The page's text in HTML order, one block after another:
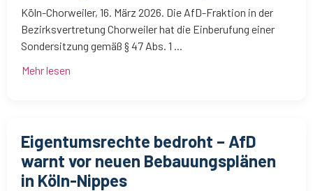
Köln-Chorweiler, 16. März 2026. Die AfD-Fraktion in der
Bezirksvertretung Chorweiler hat die Einberufung einer
Sondersitzung gemäß § 47 Abs. 1 ...
Mehr lesen
Eigentumsrechte bedroht – AfD
warnt vor neuen Bebauungsplänen
in Köln-Nippes